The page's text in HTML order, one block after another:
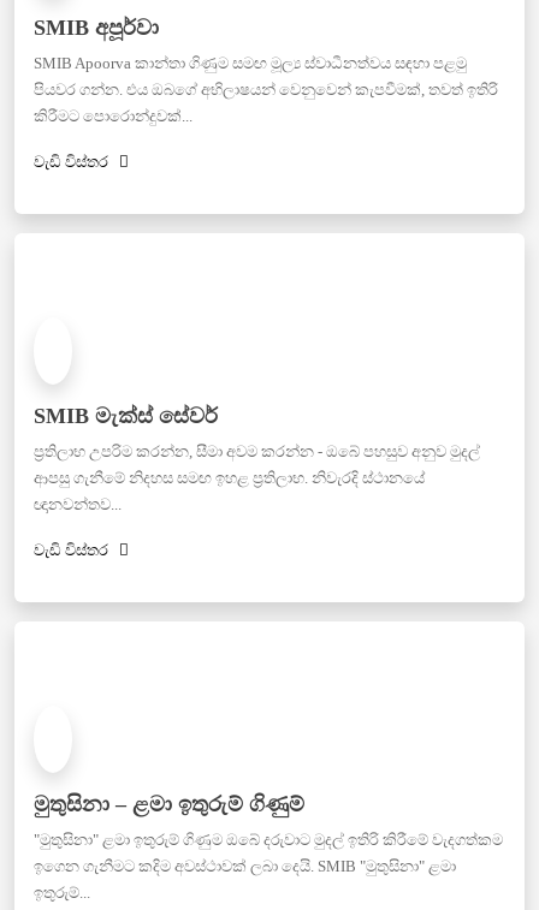
SMIB අපූර්වා
SMIB Apoorva කාන්තා ගිණුම සමඟ මූල්‍ය ස්වාධීනත්වය සඳහා පළමු
පියවර ගන්න. එය ඔබගේ අභිලාෂයන් වෙනුවෙන් කැපවීමක්, තවත් ඉතිරි
කිරීමට පොරොන්දුවක්...
වැඩි විස්තර
SMIB මැක්ස් සේවර්
ප්‍රතිලාභ උපරිම කරන්න, සීමා අවම කරන්න - ඔබේ පහසුව අනුව මුදල්
ආපසු ගැනීමේ නිදහස සමඟ ඉහළ ප්‍රතිලාභ. නිවැරදි ස්ථානයේ
ඥානවන්තව...
වැඩි විස්තර
මුතුසිනා – ළමා ඉතුරුම් ගිණුම්
"මුතුසිනා" ළමා ඉතුරුම් ගිණුම ඔබේ දරුවාට මුදල් ඉතිරි කිරීමේ වැදගත්කම
ඉගෙන ගැනීමට කදිම අවස්ථාවක් ලබා දෙයි. SMIB "මුතුසිනා" ළමා
ඉතුරුම්...